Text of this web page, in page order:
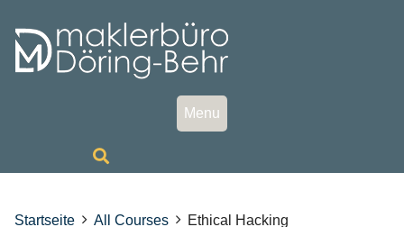
content
Menu
Startseite All Courses Ethical Hacking